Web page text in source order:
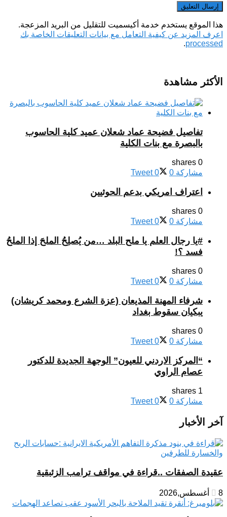
هذا الموقع يستخدم خدمة أكيسميت للتقليل من البريد المزعجة.
اعرف المزيد عن كيفية التعامل مع بيانات التعليقات الخاصة بك
processed
.
الأكثر مشاهدة
تفاصيل فضيحة عماد شعلان عميد كلية الحاسوب
بالبصرة مع بنات الكلية
0 shares
مشاركة 0
Tweet 0
اعتراف امريكي بدعم الحوثيين
0 shares
مشاركة 0
Tweet 0
#يا رجال العلم يا ملح البلد …من يُصلِحُ الملحَ إذا الملحُ
فسد ؟!
0 shares
مشاركة 0
Tweet 0
شرفاء المهنة المذيعان (عزة الشرع ومحمد كريشان)
يبكيان سقوط بغداد
0 shares
مشاركة 0
Tweet 0
“المركز الاردني للعيون” الوجهة الجديدة للدكتور
عصام الراوي
1 shares
مشاركة 0
Tweet 0
آخر الأخبار
عقيدة الصفقات ..قراءة في مواقف ترامب الزئبقية
8 أغسطس,2026